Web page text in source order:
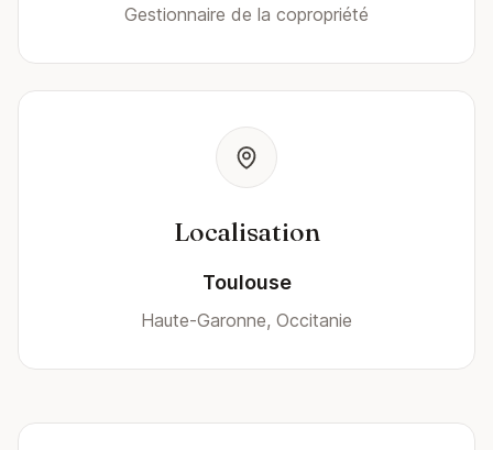
Gestionnaire de la copropriété
Localisation
Toulouse
Haute-Garonne, Occitanie